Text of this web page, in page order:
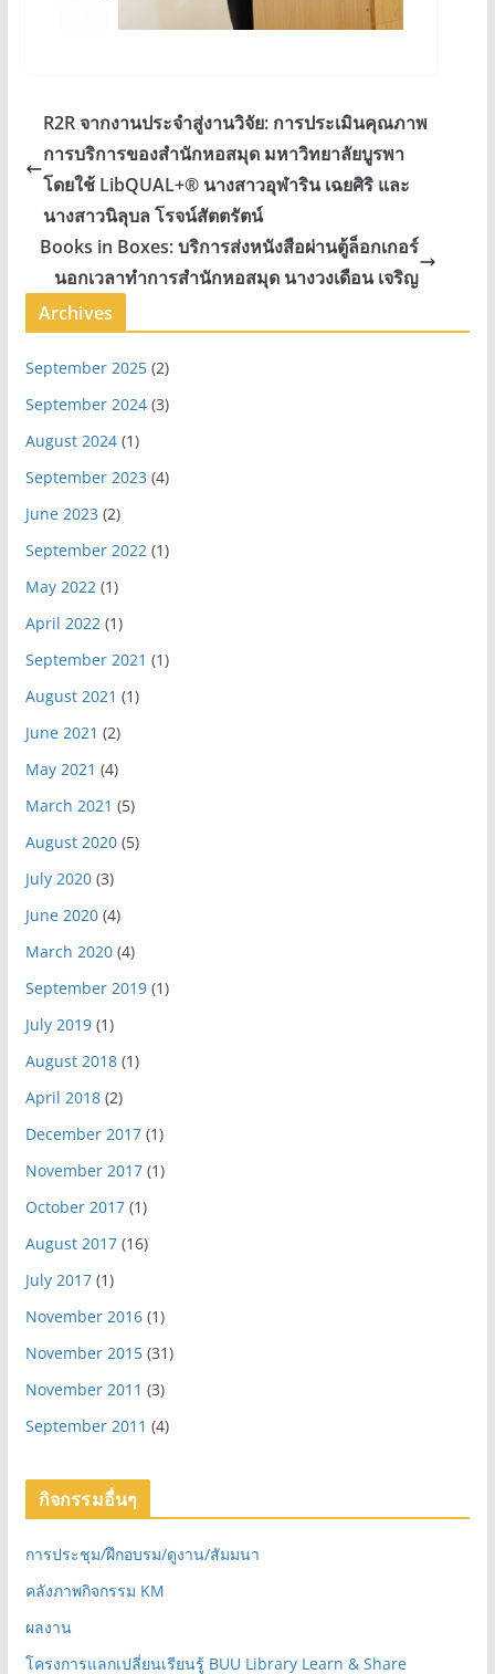
R2R จากงานประจำสู่งานวิจัย: การประเมินคุณภาพ
การบริการของสำนักหอสมุด มหาวิทยาลัยบูรพา
โดยใช้ LibQUAL+® นางสาวอุฬาริน เฉยศิริ และ
นางสาวนิลุบล โรจน์สัตตรัตน์
Books in Boxes: บริการส่งหนังสือผ่านตู้ล็อกเกอร์
นอกเวลาทำการสำนักหอสมุด นางวงเดือน เจริญ
Archives
September 2025(2)
September 2024(3)
August 2024(1)
September 2023 (4)
June 2023 (2)
September 2022(1)
May 2022(1)
April 2022(1)
September 2021 (1)
August 2021 (1)
June 2021 (2)
May 2021 (4)
March 2021 (5)
August 2020(5)
July 2020(3)
June 2020(4)
March 2020(4)
September 2019(1)
July 2019(1)
August 2018(1)
April 2018(2)
December 2017(1)
November 2017(1)
October 2017(1)
August 2017(16)
July 2017(1)
November 2016(1)
November 2015(31)
November 2011 (3)
September 2011 (4)
กิจกรรมอื่นๆ
การประชุม/ฝึกอบรม/ดูงาน/สัมมนา
คลังภาพกิจกรรม KM
ผลงาน
โครงการแลกเปลี่ยนเรียนรู้ BUU Library Learn & Share